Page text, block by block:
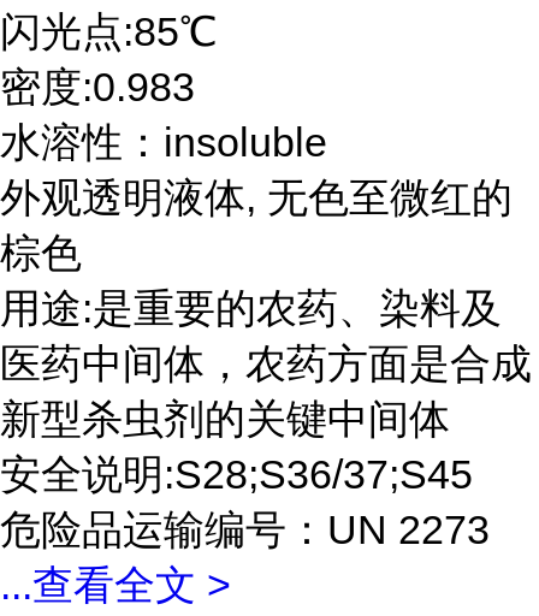
闪光点:85℃
密度:0.983
水溶性：insoluble
外观透明液体, 无色至微红的
棕色
用途:是重要的农药、染料及
医药中间体，农药方面是合成
新型杀虫剂的关键中间体
安全说明:S28;S36/37;S45
危险品运输编号：UN 2273
...查看全文 >